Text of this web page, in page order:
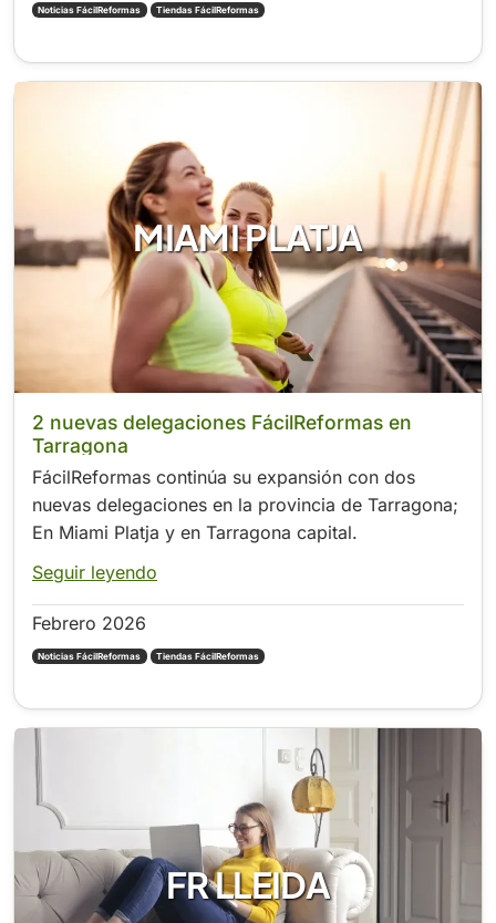
Noticias FácilReformas Tiendas FácilReformas
MIAMI PLATJA
2 nuevas delegaciones FácilReformas en
Tarragona
FácilReformas continúa su expansión con dos
nuevas delegaciones en la provincia de Tarragona;
En Miami Platja y en Tarragona capital.
Seguir leyendo
Febrero 2026
Noticias FácilReformas Tiendas FácilReformas
FR LLEIDA